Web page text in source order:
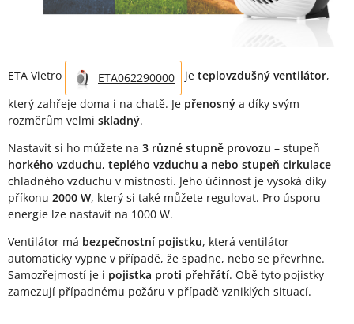
ETA Vietro ETA062290000 je teplovzdušný ventilátor,
který zahřeje doma i na chatě. Je přenosný a díky svým
rozměrům velmi skladný.
Nastavit si ho můžete na 3 různé stupně provozu – stupeň
horkého vzduchu, teplého vzduchu a nebo stupeň cirkulace
chladného vzduchu v místnosti. Jeho účinnost je vysoká díky
příkonu 2000 W, který si také můžete regulovat. Pro úsporu
energie lze nastavit na 1000 W.
Ventilátor má bezpečnostní pojistku, která ventilátor
automaticky vypne v případě, že spadne, nebo se převrhne.
Samozřejmostí je i pojistka proti přehřátí. Obě tyto pojistky
zamezují případnému požáru v případě vzniklých situací.